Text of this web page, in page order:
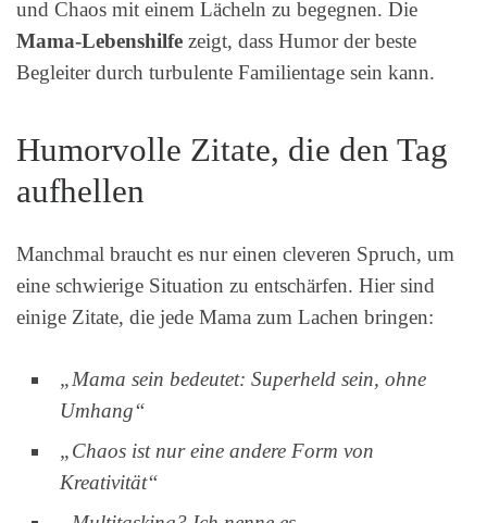
und Chaos mit einem Lächeln zu begegnen. Die
Mama-Lebenshilfe zeigt, dass Humor der beste
Begleiter durch turbulente Familientage sein kann.
Humorvolle Zitate, die den Tag
aufhellen
Manchmal braucht es nur einen cleveren Spruch, um
eine schwierige Situation zu entschärfen. Hier sind
einige Zitate, die jede Mama zum Lachen bringen:
„Mama sein bedeutet: Superheld sein, ohne
Umhang“
„Chaos ist nur eine andere Form von
Kreativität“